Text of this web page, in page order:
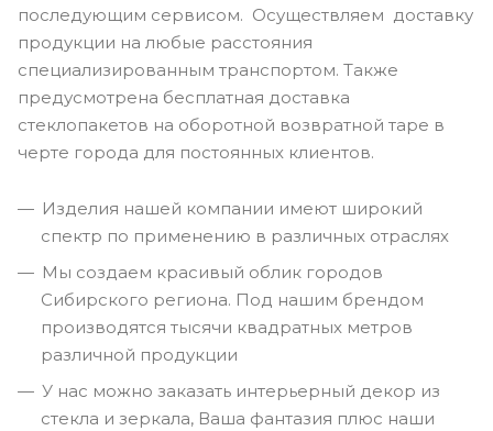
последующим сервисом. Осуществляем доставку
продукции на любые расстояния
специализированным транспортом. Также
предусмотрена бесплатная доставка
стеклопакетов на оборотной возвратной таре в
черте города для постоянных клиентов.
Изделия нашей компании имеют широкий
спектр по применению в различных отраслях
Мы создаем красивый облик городов
Сибирского региона. Под нашим брендом
производятся тысячи квадратных метров
различной продукции
У нас можно заказать интерьерный декор из
стекла и зеркала, Ваша фантазия плюс наши